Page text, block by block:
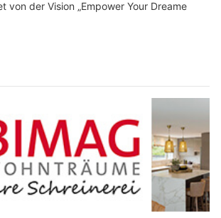
von der Vision „Empower Your Dreame